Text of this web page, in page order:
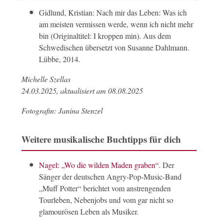
Gidlund, Kristian: Nach mir das Leben: Was ich
am meisten vermissen werde, wenn ich nicht mehr
bin (Originaltitel: I kroppen min). Aus dem
Schwedischen übersetzt von Susanne Dahlmann.
Lübbe, 2014.
Michelle Szellas
24.03.2025, aktualisiert am 08.08.2025
Fotografin: Janina Stenzel
Weitere musikalische Buchtipps für dich
Nagel: „Wo die wilden Maden graben“. Der
Sänger der deutschen Angry-Pop-Music-Band
„Muff Potter“ berichtet vom anstrengenden
Tourleben, Nebenjobs und vom gar nicht so
glamourösen Leben als Musiker.